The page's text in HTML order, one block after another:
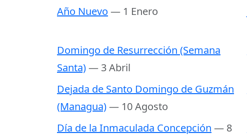
Año Nuevo — 1 Enero
Domingo de Resurrección (Semana
Santa)— 3 Abril
Dejada de Santo Domingo de Guzmán
(Managua)— 10 Agosto
Día de la Inmaculada Concepción — 8